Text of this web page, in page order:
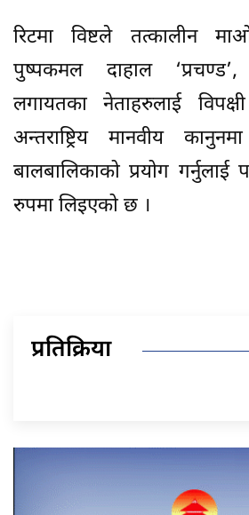
रिटमा विष्टले तत्कालीन
पुष्पकमल दाहाल ‘प्रचण्ड’,
लगायतका नेताहरुलाई
अन्तराष्ट्रिय मानवीय
बालबालिकाको प्रयोग
रुपमा लिइएको छ ।
प्रतिक्रिया